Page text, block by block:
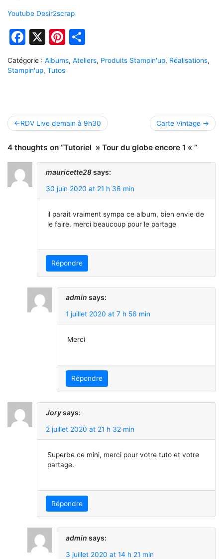
Youtube Desir2scrap
Facebook
X Pinterest
Catégorie : Albums, Ateliers, Produits Stampin'up, Réalisations,
Stampin'up, Tutos
Navigation
l’article
RDV Live demain à 9h30 Carte Vintage
4 thoughts on “Tutoriel » Tour du globe encore 1 « ”
mauricette28says:
30 juin 2020 at 21 h 36 min
il parait vraiment sympa ce album, bien envie de
le faire. merci beaucoup pour le partage
Répondre
admin says:
1 juillet 2020 at 7 h 56 min
Merci
Répondre
Jorysays:
2 juillet 2020 at 21 h 32 min
Superbe ce mini, merci pour votre tuto et votre
partage.
Répondre
admin says:
3 juillet 2020 at 14 h 21 min